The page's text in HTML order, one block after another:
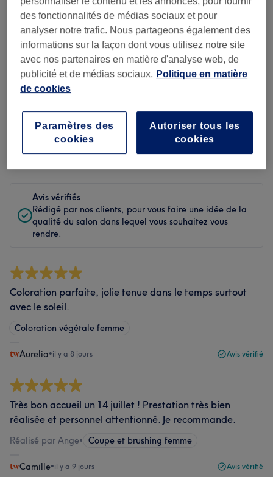
Personnel
Filtrer les avis
beauté
Toutes les prestations
Évaluation Filtrer par évaluation
Avis vérifiés
Rédigé par nos clients, pour vous faire une idée de la
qualité du salon dans lequel vous souhaitez vous
rendre.
Coloration parfaite, jolie tenue dans le temps surtout
avec le soleil.
Coloration végétale femme
Aurelia•il y a 8 jours Avis vérifié
Très bon accueil un 14 juillet ! Prestation très bien
réalisée et personnel attentionné. Je recommande.
Réalisé par Ange• Coupe et brushing femme
Camille•il y a 9 jours Avis vérifié
des fonctionnalités de médias sociaux et pour
analyser notre trafic. Nous partageons également des
informations sur la façon dont vous utilisez notre site
avec nos partenaires en matière d'analyse web, de
publicité et de médias sociaux. Politique en matière
de cookies
Autoriser tous les
cookies
Paramètres des
cookies